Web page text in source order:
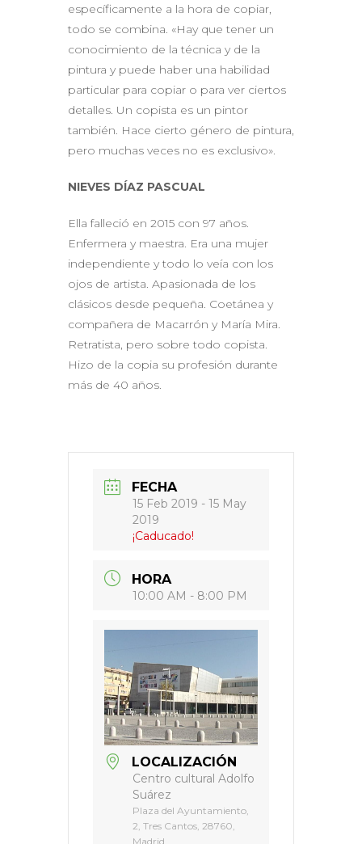
específicamente a la hora de copiar,
todo se combina. «Hay que tener un
conocimiento de la técnica y de la
pintura y puede haber una habilidad
particular para copiar o para ver ciertos
detalles. Un copista es un pintor
también. Hace cierto género de pintura,
pero muchas veces no es exclusivo».
NIEVES DÍAZ PASCUAL
Ella falleció en 2015 con 97 años.
Enfermera y maestra. Era una mujer
independiente y todo lo veía con los
ojos de artista. Apasionada de los
clásicos desde pequeña. Coetánea y
compañera de Macarrón y María Mira.
Retratista, pero sobre todo copista.
Hizo de la copia su profesión durante
más de 40 años.
FECHA
15 Feb 2019 - 15 May
2019
¡Caducado!
HORA
10:00 AM - 8:00 PM
LOCALIZACIÓN
Centro cultural Adolfo
Suárez
Plaza del Ayuntamiento,
2, Tres Cantos, 28760,
Madrid